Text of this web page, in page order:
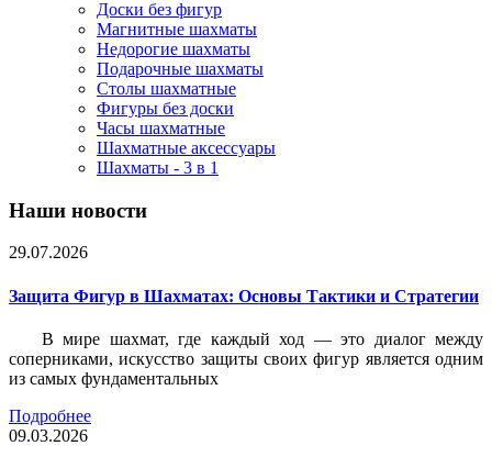
Доски без фигур
Магнитные шахматы
Недорогие шахматы
Подарочные шахматы
Столы шахматные
Фигуры без доски
Часы шахматные
Шахматные аксессуары
Шахматы - 3 в 1
Наши новости
29.07.2026
Защита Фигур в Шахматах: Основы Тактики и Стратегии
В мире шахмат, где каждый ход — это диалог между
соперниками, искусство защиты своих фигур является одним
из самых фундаментальных
Подробнее
09.03.2026